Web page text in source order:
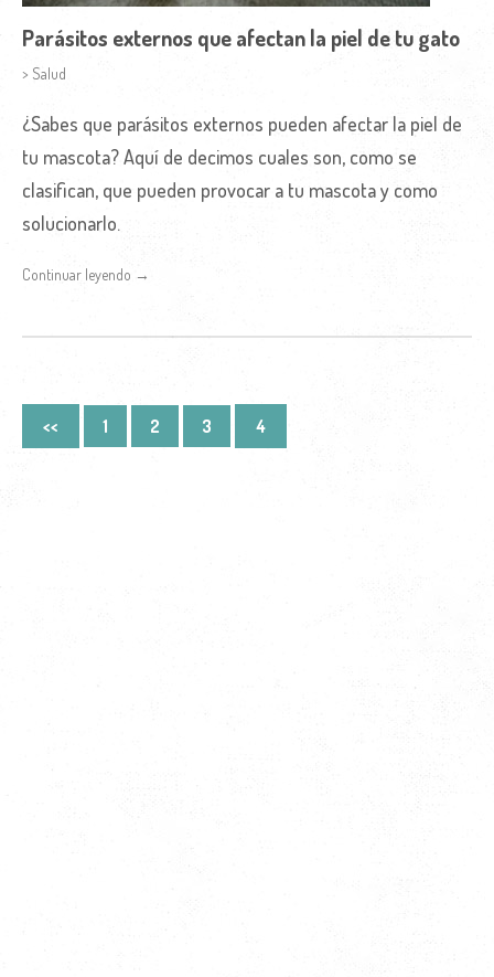
Parásitos externos que afectan la piel de tu gato
> Salud
¿Sabes que parásitos externos pueden afectar la piel de
tu mascota? Aquí de decimos cuales son, como se
clasifican, que pueden provocar a tu mascota y como
solucionarlo.
Continuar leyendo →
<< 1 2 3 4